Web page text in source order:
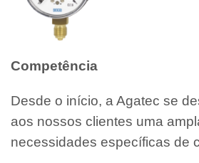
Competência
Desde o início, a Agatec se
aos nossos clientes uma
necessidades específicas de